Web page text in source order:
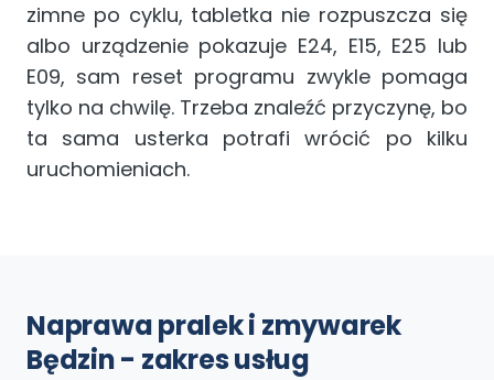
zimne po cyklu, tabletka nie rozpuszcza się
albo urządzenie pokazuje E24, E15, E25 lub
E09, sam reset programu zwykle pomaga
tylko na chwilę. Trzeba znaleźć przyczynę, bo
ta sama usterka potrafi wrócić po kilku
uruchomieniach.
Naprawa pralek i zmywarek
Będzin - zakres usług